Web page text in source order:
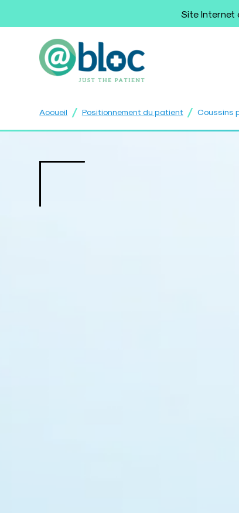
Site Internet
Accueil / Positionnement du patient / Coussins